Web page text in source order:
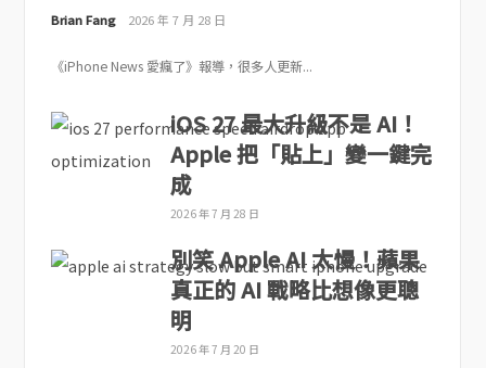
Brian Fang 2026 年 7 月 28 日
《iPhone News 愛瘋了》報導，很多人更新...
iOS 27 最大升級不是 AI！
Apple 把「貼上」變一鍵完
成
2026 年 7 月 28 日
別笑 Apple AI 太慢！蘋果
真正的 AI 戰略比想像更聰
明
2026 年 7 月 20 日